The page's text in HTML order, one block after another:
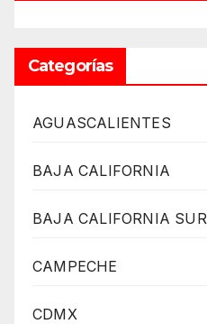
Categorías
AGUASCALIENTES
BAJA CALIFORNIA
BAJA CALIFORNIA SUR
CAMPECHE
CDMX